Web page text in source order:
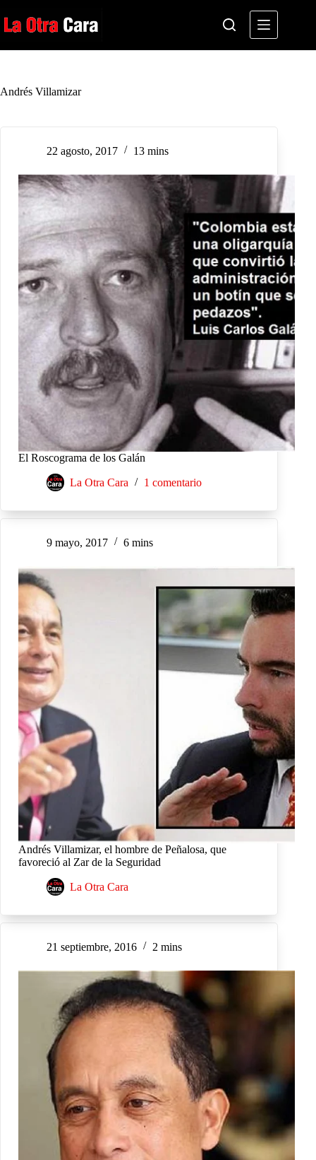
al
contenido
Andrés Villamizar
22 agosto, 2017 13 mins
El Roscograma de los Galán
La Otra Cara 1 comentario
9 mayo, 2017 6 mins
Andrés Villamizar, el hombre de Peñalosa, que
favoreció al Zar de la Seguridad
La Otra Cara
21 septiembre, 2016 2 mins